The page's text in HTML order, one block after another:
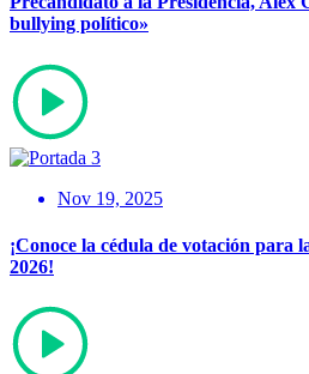
bullying político»
Nov 19, 2025
¡Conoce la cédula de votación para
2026!